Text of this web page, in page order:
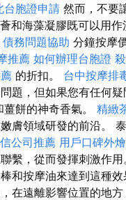
台胞證申請 然而，不要
和海藻凝膠既可以用
債務問題協助 分鐘按摩
推薦 如何辦理台胞證
的折扣。 台中按摩排
題，但如果您有任何疑
餅的神奇香氣。 精緻
膚領域研發的前沿。
公司推薦 用戶口碑外
繫，從而發揮刺激作用
和按摩油來達到這種效
在遠離影響位置的地